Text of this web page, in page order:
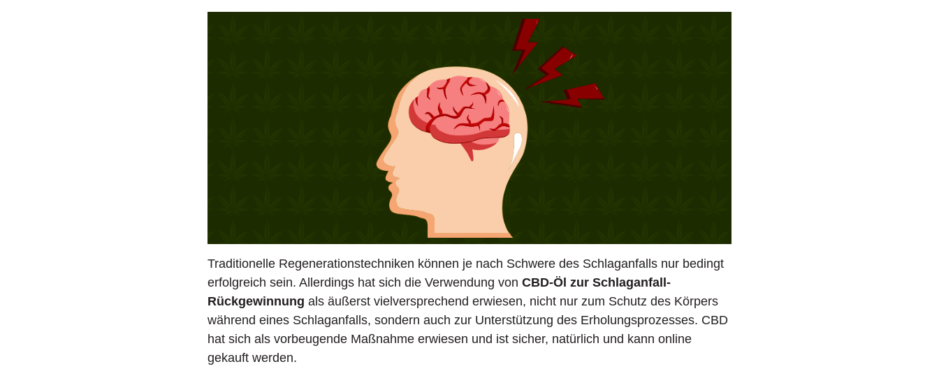
Traditionelle Regenerationstechniken können je nach Schwere des Schlaganfalls nur bedingt
erfolgreich sein. Allerdings hat sich die Verwendung von CBD-Öl zur Schlaganfall-
Rückgewinnung als äußerst vielversprechend erwiesen, nicht nur zum Schutz des Körpers
während eines Schlaganfalls, sondern auch zur Unterstützung des Erholungsprozesses. CBD
hat sich als vorbeugende Maßnahme erwiesen und ist sicher, natürlich und kann online
gekauft werden.